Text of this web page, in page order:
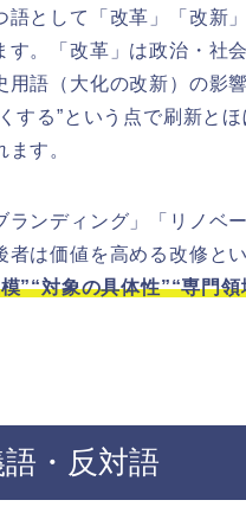
語として「改革」「改新
す。「改革」は政治・社
語（大化の改新）の影
する”という点で刷新と
す。
ランディング」「リノベ
は価値を高める改修と
”“対象の具体性”“専門
語・反対語